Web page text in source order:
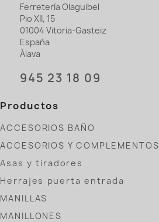
Ferretería Olaguibel
Pio XII, 15
01004 Vitoria-Gasteiz
España
Álava
945 23 18 09
Productos
ACCESORIOS BAÑO
ACCESORIOS Y COMPLEMENTOS
Asas y tiradores
Herrajes puerta entrada
MANILLAS
MANILLONES